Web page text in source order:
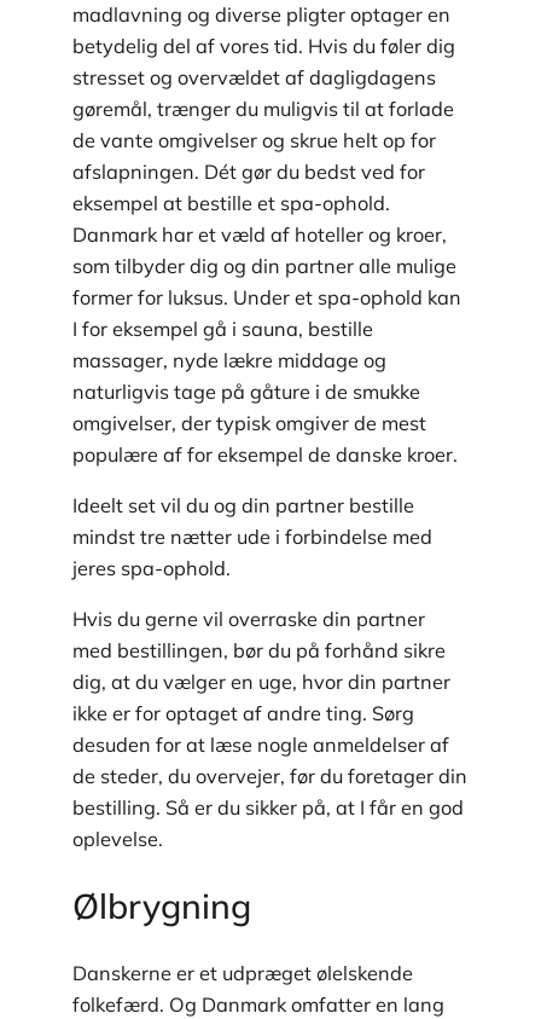
madlavning og diverse pligter optager en
betydelig del af vores tid. Hvis du føler dig
stresset og overvældet af dagligdagens
gøremål, trænger du muligvis til at forlade
de vante omgivelser og skrue helt op for
afslapningen. Dét gør du bedst ved for
eksempel at bestille et spa-ophold.
Danmark har et væld af hoteller og kroer,
som tilbyder dig og din partner alle mulige
former for luksus. Under et spa-ophold kan
I for eksempel gå i sauna, bestille
massager, nyde lækre middage og
naturligvis tage på gåture i de smukke
omgivelser, der typisk omgiver de mest
populære af for eksempel de danske kroer.
Ideelt set vil du og din partner bestille
mindst tre nætter ude i forbindelse med
jeres spa-ophold.
Hvis du gerne vil overraske din partner
med bestillingen, bør du på forhånd sikre
dig, at du vælger en uge, hvor din partner
ikke er for optaget af andre ting. Sørg
desuden for at læse nogle anmeldelser af
de steder, du overvejer, før du foretager din
bestilling. Så er du sikker på, at I får en god
oplevelse.
Ølbrygning
Danskerne er et udpræget ølelskende
folkefærd. Og Danmark omfatter en lang